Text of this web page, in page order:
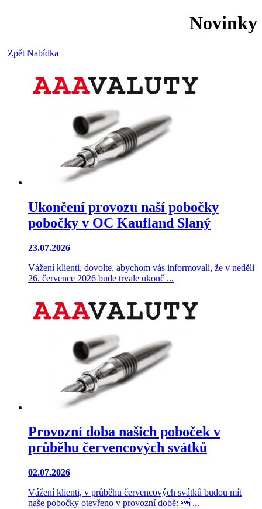
Novinky
Zpět Nabídka
Ukončení provozu naší pobočky
pobočky v OC Kaufland Slaný
23.07.2026
Vážení klienti, dovolte, abychom vás informovali, že v neděli
26. července 2026 bude trvale ukonč ...
Provozní doba našich poboček v
průběhu červencových svátků
02.07.2026
Vážení klienti, v průběhu červencových svátků budou mít
naše pobočky otevřeno v provozní době:  ...